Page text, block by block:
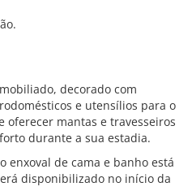
decorado com
e utensílios para o
oferecer mantas e travesseiros
durante a sua estadia.
enxoval de cama e banho está
disponibilizado no início da